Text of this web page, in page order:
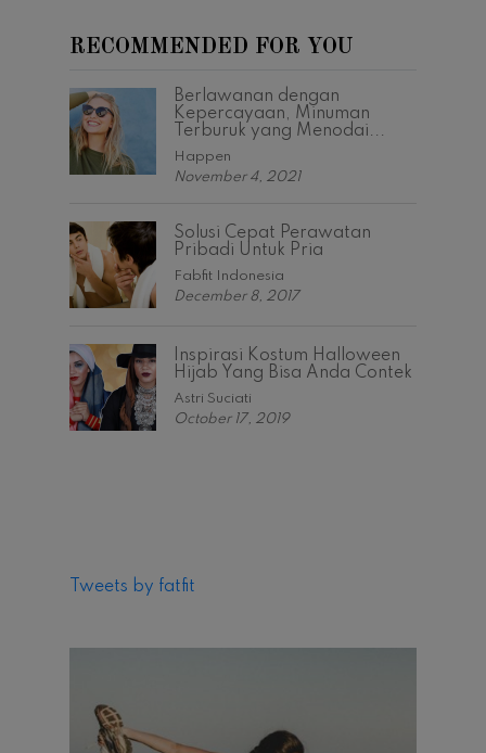
RECOMMENDED FOR YOU
Berlawanan dengan
Kepercayaan, Minuman
Terburuk yang Menodai...
Happen
November 4, 2021
Solusi Cepat Perawatan
Pribadi Untuk Pria
Fabfit Indonesia
December 8, 2017
Inspirasi Kostum Halloween
Hijab Yang Bisa Anda Contek
Astri Suciati
October 17, 2019
Tweets by fatfit